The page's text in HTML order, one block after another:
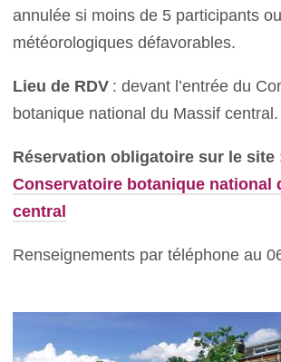
annulée si moins de 5 participants
météorologiques défavorables.
Lieu de RDV : devant l’entrée du
botanique national du Massif central.
Réservation obligatoire sur le
Conservatoire botanique national
central
Renseignements par téléphone au